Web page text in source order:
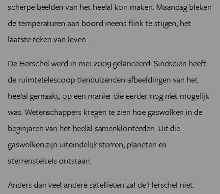
scherpe beelden van het heelal kon maken. Maandag bleken
de temperaturen aan boord ineens flink te stijgen, het
laatste teken van leven.
De Herschel werd in mei 2009 gelanceerd. Sindsdien heeft
de ruimtetelescoop tienduizenden afbeeldingen van het
heelal gemaakt, op een manier die eerder nog niet mogelijk
was. Wetenschappers kregen te zien hoe gaswolken in de
beginjaren van het heelal samenklonterden. Uit die
gaswolken zijn uiteindelijk sterren, planeten en
sterrenstelsels ontstaan.
Anders dan veel andere satellieten zal de Herschel niet